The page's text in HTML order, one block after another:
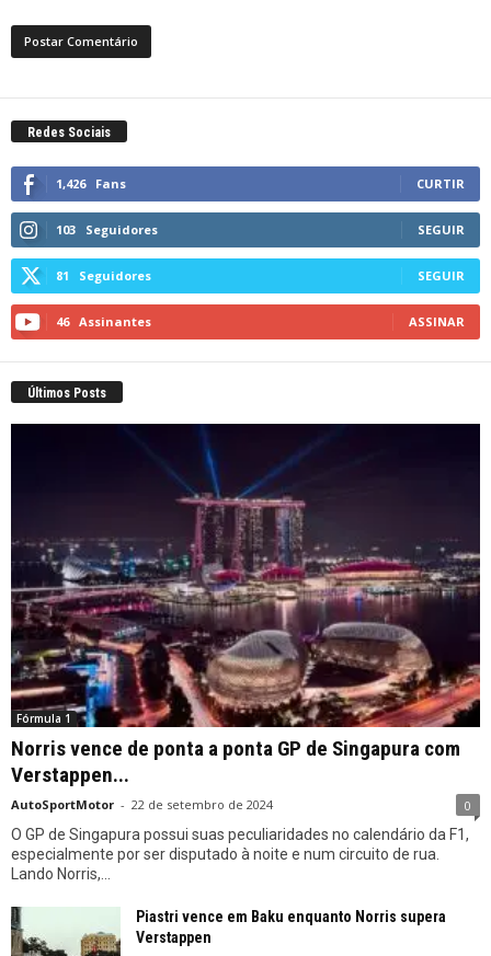
Redes Sociais
1,426 Fans CURTIR
103 Seguidores SEGUIR
81 Seguidores SEGUIR
46 Assinantes ASSINAR
Últimos Posts
Fórmula 1
Norris vence de ponta a ponta GP de Singapura com
Verstappen...
AutoSportMotor - 22 de setembro de 2024 0
O GP de Singapura possui suas peculiaridades no calendário da F1,
especialmente por ser disputado à noite e num circuito de rua.
Lando Norris,...
Piastri vence em Baku enquanto Norris supera
Verstappen